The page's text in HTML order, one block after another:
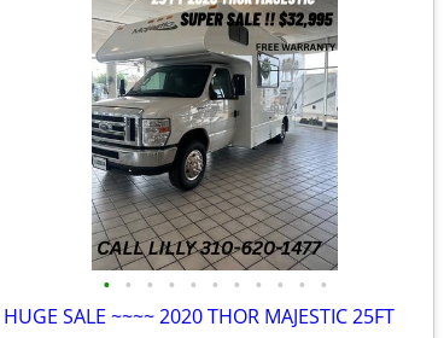
• • • • • • • • • • •
HUGE SALE ~~~~ 2020 THOR MAJESTIC 25FT